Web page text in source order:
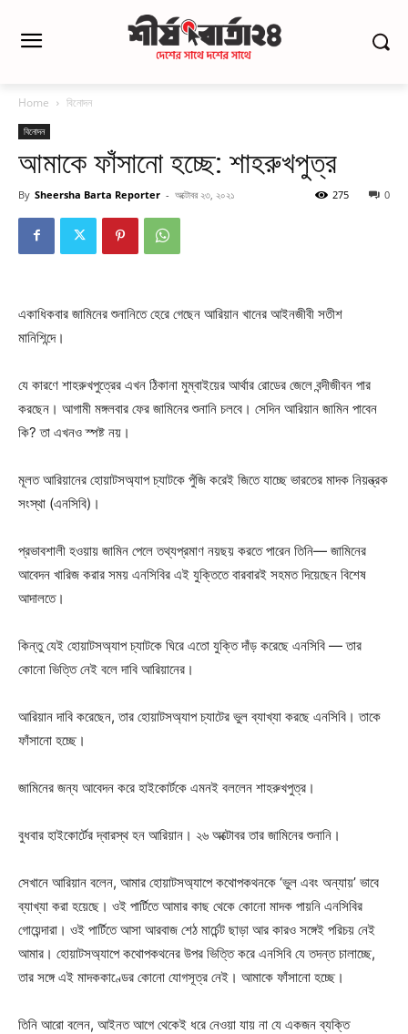
Home বিনোদন
বিনোদন
আমাকে ফাঁসানো হচ্ছে: শাহরুখপুত্র
By Sheersha Barta Reporter - অক্টোবর ২৩, ২০২১ 0
275
একাধিকবার জামিনের শুনানিতে হেরে গেছেন আরিয়ান খানের আইনজীবী সতীশ
মানিশিন্দে।
যে কারণে শাহরুখপুত্রের এখন ঠিকানা মুম্বাইয়ের আর্থার রোডের জেলে বন্দীজীবন পার
করছেন। আগামী মঙ্গলবার ফের জামিনের শুনানি চলবে। সেদিন আরিয়ান জামিন পাবেন
কি? তা এখনও স্পষ্ট নয়।
মূলত আরিয়ানের হোয়াটসঅ্যাপ চ্যাটকে পুঁজি করেই জিতে যাচ্ছে ভারতের মাদক নিয়ন্ত্রক
সংস্থা (এনসিবি)।
প্রভাবশালী হওয়ায় জামিন পেলে তথ্যপ্রমাণ নয়ছয় করতে পারেন তিনি— জামিনের
আবেদন খারিজ করার সময় এনসিবির এই যুক্তিতে বারবারই সহমত দিয়েছেন বিশেষ
আদালতে।
কিন্তু যেই হোয়াটসঅ্যাপ চ্যাটকে ঘিরে এতো যুক্তি দাঁড় করেছে এনসিবি — তার
কোনো ভিত্তি নেই বলে দাবি আরিয়ানের।
আরিয়ান দাবি করেছেন, তার হোয়াটসঅ্যাপ চ্যাটের ভুল ব্যাখ্যা করছে এনসিবি। তাকে
ফাঁসানো হচ্ছে।
জামিনের জন্য আবেদন করে হাইকোর্টকে এমনই বললেন শাহরুখপুত্র।
বুধবার হাইকোর্টের দ্বারস্থ হন আরিয়ান। ২৬ অক্টোবর তার জামিনের শুনানি।
সেখানে আরিয়ান বলেন, আমার হোয়াটসঅ্যাপে কথোপকথনকে ‘ভুল এবং অন্যায়’ ভাবে
ব্যাখ্যা করা হয়েছে। ওই পার্টিতে আমার কাছ থেকে কোনো মাদক পায়নি এনসিবির
গোয়েন্দারা। ওই পার্টিতে আসা আরবাজ শেঠ মার্চেন্ট ছাড়া আর কারও সঙ্গেই পরিচয় নেই
আমার। হোয়াটসঅ্যাপে কথোপকথনের উপর ভিত্তি করে এনসিবি যে তদন্ত চালাচ্ছে,
তার সঙ্গে এই মাদককাণ্ডের কোনো যোগসূত্র নেই। আমাকে ফাঁসানো হচ্ছে।
তিনি আরো বলেন, আইনত আগে থেকেই ধরে নেওয়া যায় না যে একজন ব্যক্তি